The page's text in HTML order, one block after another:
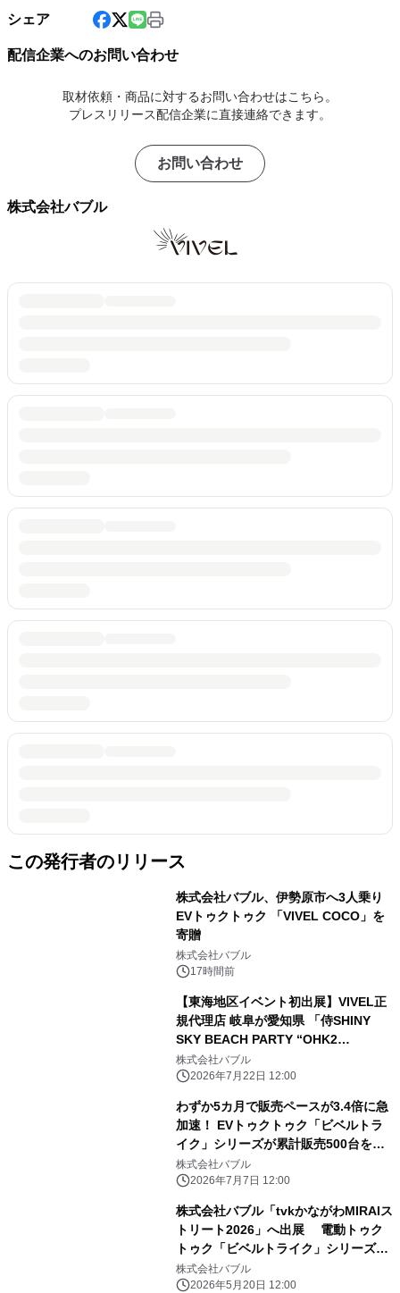
シェア
配信企業へのお問い合わせ
取材依頼・商品に対するお問い合わせはこちら。
プレスリリース配信企業に直接連絡できます。
お問い合わせ
株式会社バブル
この発行者のリリース
株式会社バブル、伊勢原市へ3人乗り
EVトゥクトゥク 「VIVEL COCO」を
寄贈
株式会社バブル
17時間前
【東海地区イベント初出展】VIVEL正
規代理店 岐阜が愛知県 「侍SHINY
SKY BEACH PARTY “OHK2
FESTIVAL”」へ出展 ～女性代表が手
掛ける次世代EVトゥクトゥク『ビベル
COCO』を 実車展示・試乗体験～
株式会社バブル
2026年7月22日 12:00
わずか5カ月で販売ペースが3.4倍に急
加速！ EVトゥクトゥク「ビベルトラ
イク」シリーズが累計販売500台を突
破
株式会社バブル
2026年7月7日 12:00
株式会社バブル「tvkかながわMIRAIス
トリート2026」へ出展 電動トゥク
トゥク「ビベルトライク」シリーズ三
車種を展示
株式会社バブル
2026年5月20日 12:00